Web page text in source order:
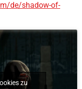
de/shadow-of-
zu